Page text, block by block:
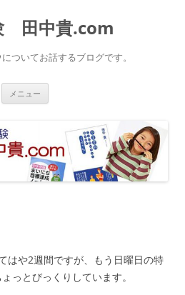
田中貴.com
ついてお話するブログです。
メニュー
ス
キ
ッ
プ
はや2週間ですが、もう日曜日の特
っとびっくりしています。